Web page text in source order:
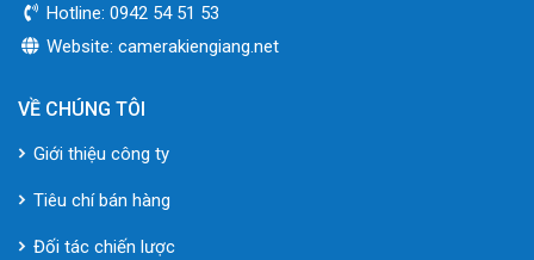
Hotline: 0942 54 51 53
Website: camerakiengiang.net
VỀ CHÚNG TÔI
Giới thiệu công ty
Tiêu chí bán hàng
Đối tác chiến lược